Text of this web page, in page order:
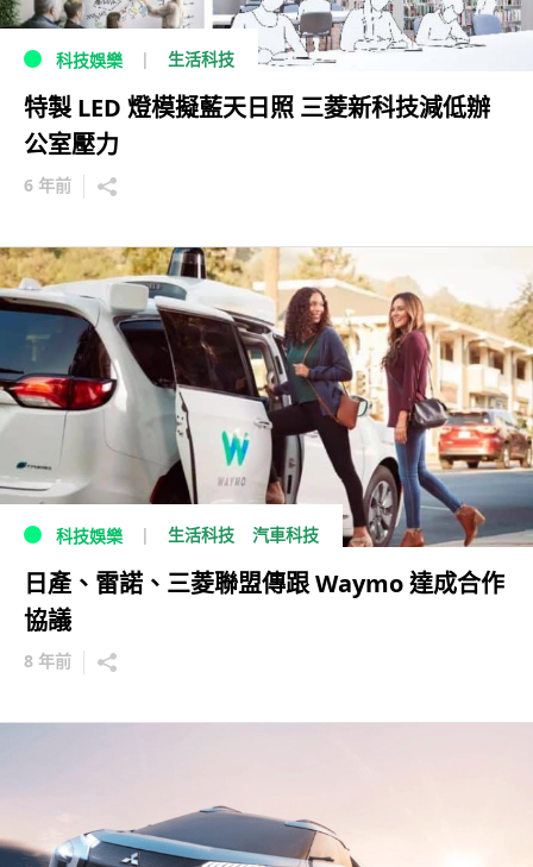
科技娛樂 生活科技
特製 LED 燈模擬藍天日照 三菱新科技減低辦
公室壓力
6 年前
科技娛樂 生活科技 汽車科技
日產、雷諾、三菱聯盟傳跟 Waymo 達成合作
協議
8 年前